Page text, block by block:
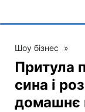
Шоу бізнес »
Притула
сина і
домашнє